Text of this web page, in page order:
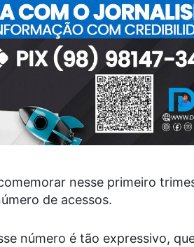
nesse primeiro
de acessos.
número é tão expressivo,